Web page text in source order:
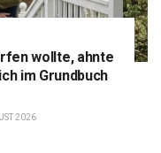
wollte, ahnte
im Grundbuch
2026